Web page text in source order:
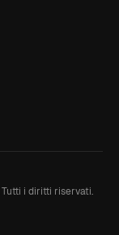
Tutti i diritti riservati.